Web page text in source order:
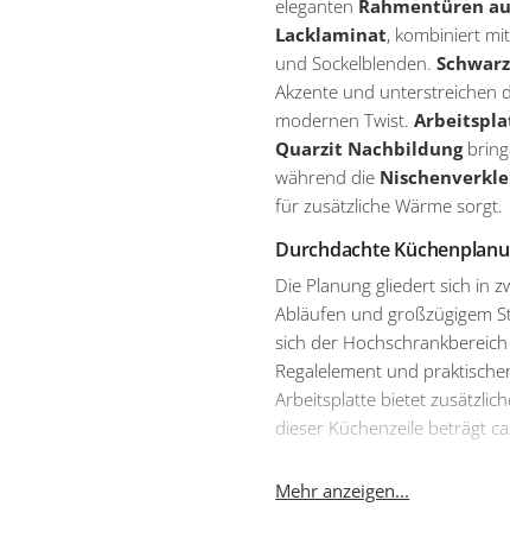
eleganten Rahmentüren
Lacklaminat, kombiniert
und Sockelblenden.
Akzente und unterstreichen
modernen Twist.
Quarzit Nachbildung
während die
für zusätzliche Wärme sorgt.
Durchdachte
Die Planung gliedert sich in
Abläufen und großzügigem
sich der
Regalelement und
Arbeitsplatte bietet
dieser Küchenzeile beträgt
Nischenverkleidung,
Mehr anzeigen...